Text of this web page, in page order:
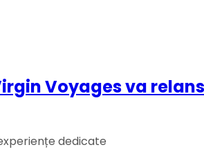
Voyages va
dedicate